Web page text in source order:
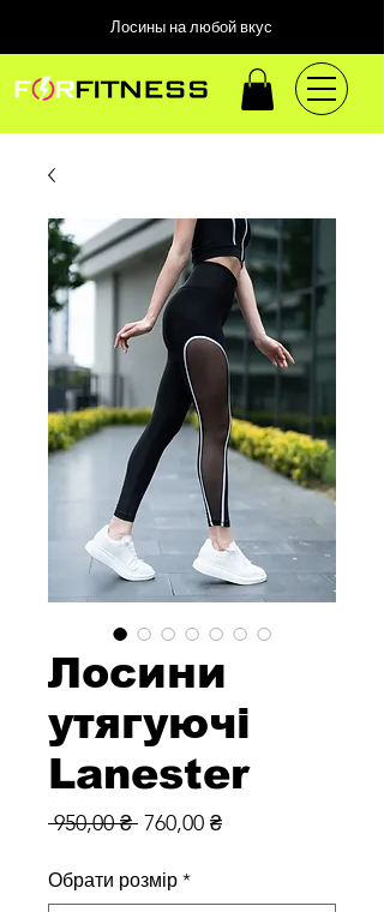
Лосины на любой вкус
Лосини
утягуючі
Lanester
950,00 ₴ Обычная
760,00 ₴Спеццена
Обрати розмір *